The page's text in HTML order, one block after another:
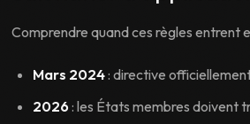
Comprendre quand ces règles entrent
Mars 2024: directive
2026 : les États membres doivent